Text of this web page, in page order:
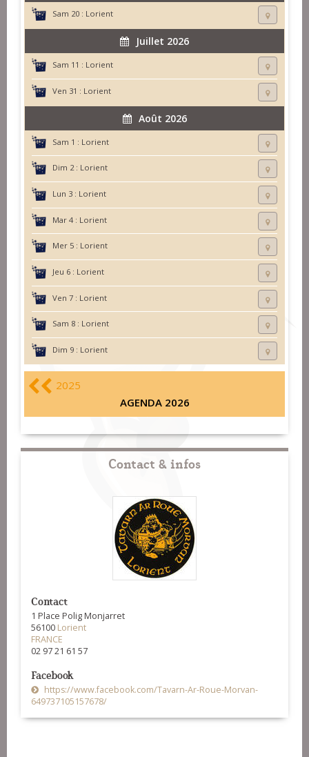
Sam 20 : Lorient
Juillet 2026
Sam 11 : Lorient
Ven 31 : Lorient
Août 2026
Sam 1 : Lorient
Dim 2 : Lorient
Lun 3 : Lorient
Mar 4 : Lorient
Mer 5 : Lorient
Jeu 6 : Lorient
Ven 7 : Lorient
Sam 8 : Lorient
Dim 9 : Lorient
2025
AGENDA 2026
Contact & infos
Contact
1 Place Polig Monjarret
56100 Lorient
FRANCE
02 97 21 61 57
Facebook
https://www.facebook.com/Tavarn-Ar-Roue-Morvan-
649737105157678/